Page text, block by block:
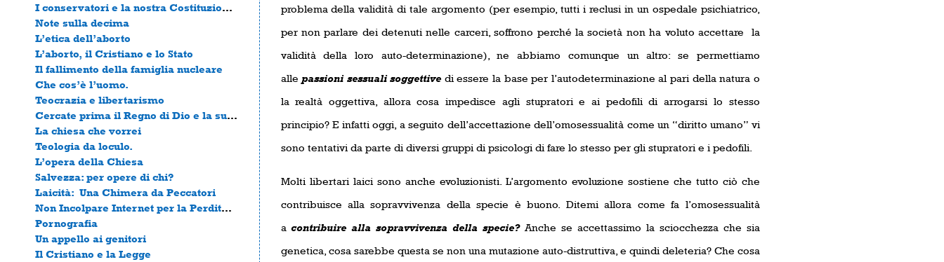
I conservatori e la nostra Costituzione queer
Note sulla decima
L’etica dell’aborto
L’aborto, il Cristiano e lo Stato
Il fallimento della famiglia nucleare
Che cos’è l’uomo.
Teocrazia e libertarismo
Cercate prima il Regno di Dio e la sua Giustizia
La chiesa che vorrei
Teologia da loculo.
L’opera della Chiesa
Salvezza: per opere di chi?
Laicità: Una Chimera da Peccatori
Non Incolpare Internet per la Perdita di Religione
Pornografia
Un appello ai genitori
Il Cristiano e la Legge
problema della validità di tale argomento (per esempio, tutti i reclusi in un ospedale psichiatrico,
per non parlare dei detenuti nelle carceri, soffrono perché la società non ha voluto accettare la
validità della loro auto-determinazione), ne abbiamo comunque un altro: se permettiamo
alle passioni sessuali soggettive di essere la base per l’autodeterminazione al pari della natura o
la realtà oggettiva, allora cosa impedisce agli stupratori e ai pedofili di arrogarsi lo stesso
principio? E infatti oggi, a seguito dell’accettazione dell’omosessualità come un “diritto umano” vi
sono tentativi da parte di diversi gruppi di psicologi di fare lo stesso per gli stupratori e i pedofili.
Molti libertari laici sono anche evoluzionisti. L’argomento evoluzione sostiene che tutto ciò che
contribuisce alla sopravvivenza della specie è buono. Ditemi allora come fa l’omosessualità
acontribuire alla sopravvivenza della specie?Anche se accettassimo la sciocchezza che sia
genetica, cosa sarebbe questa se non una mutazione auto-distruttiva, e quindi deleteria? Che cosa